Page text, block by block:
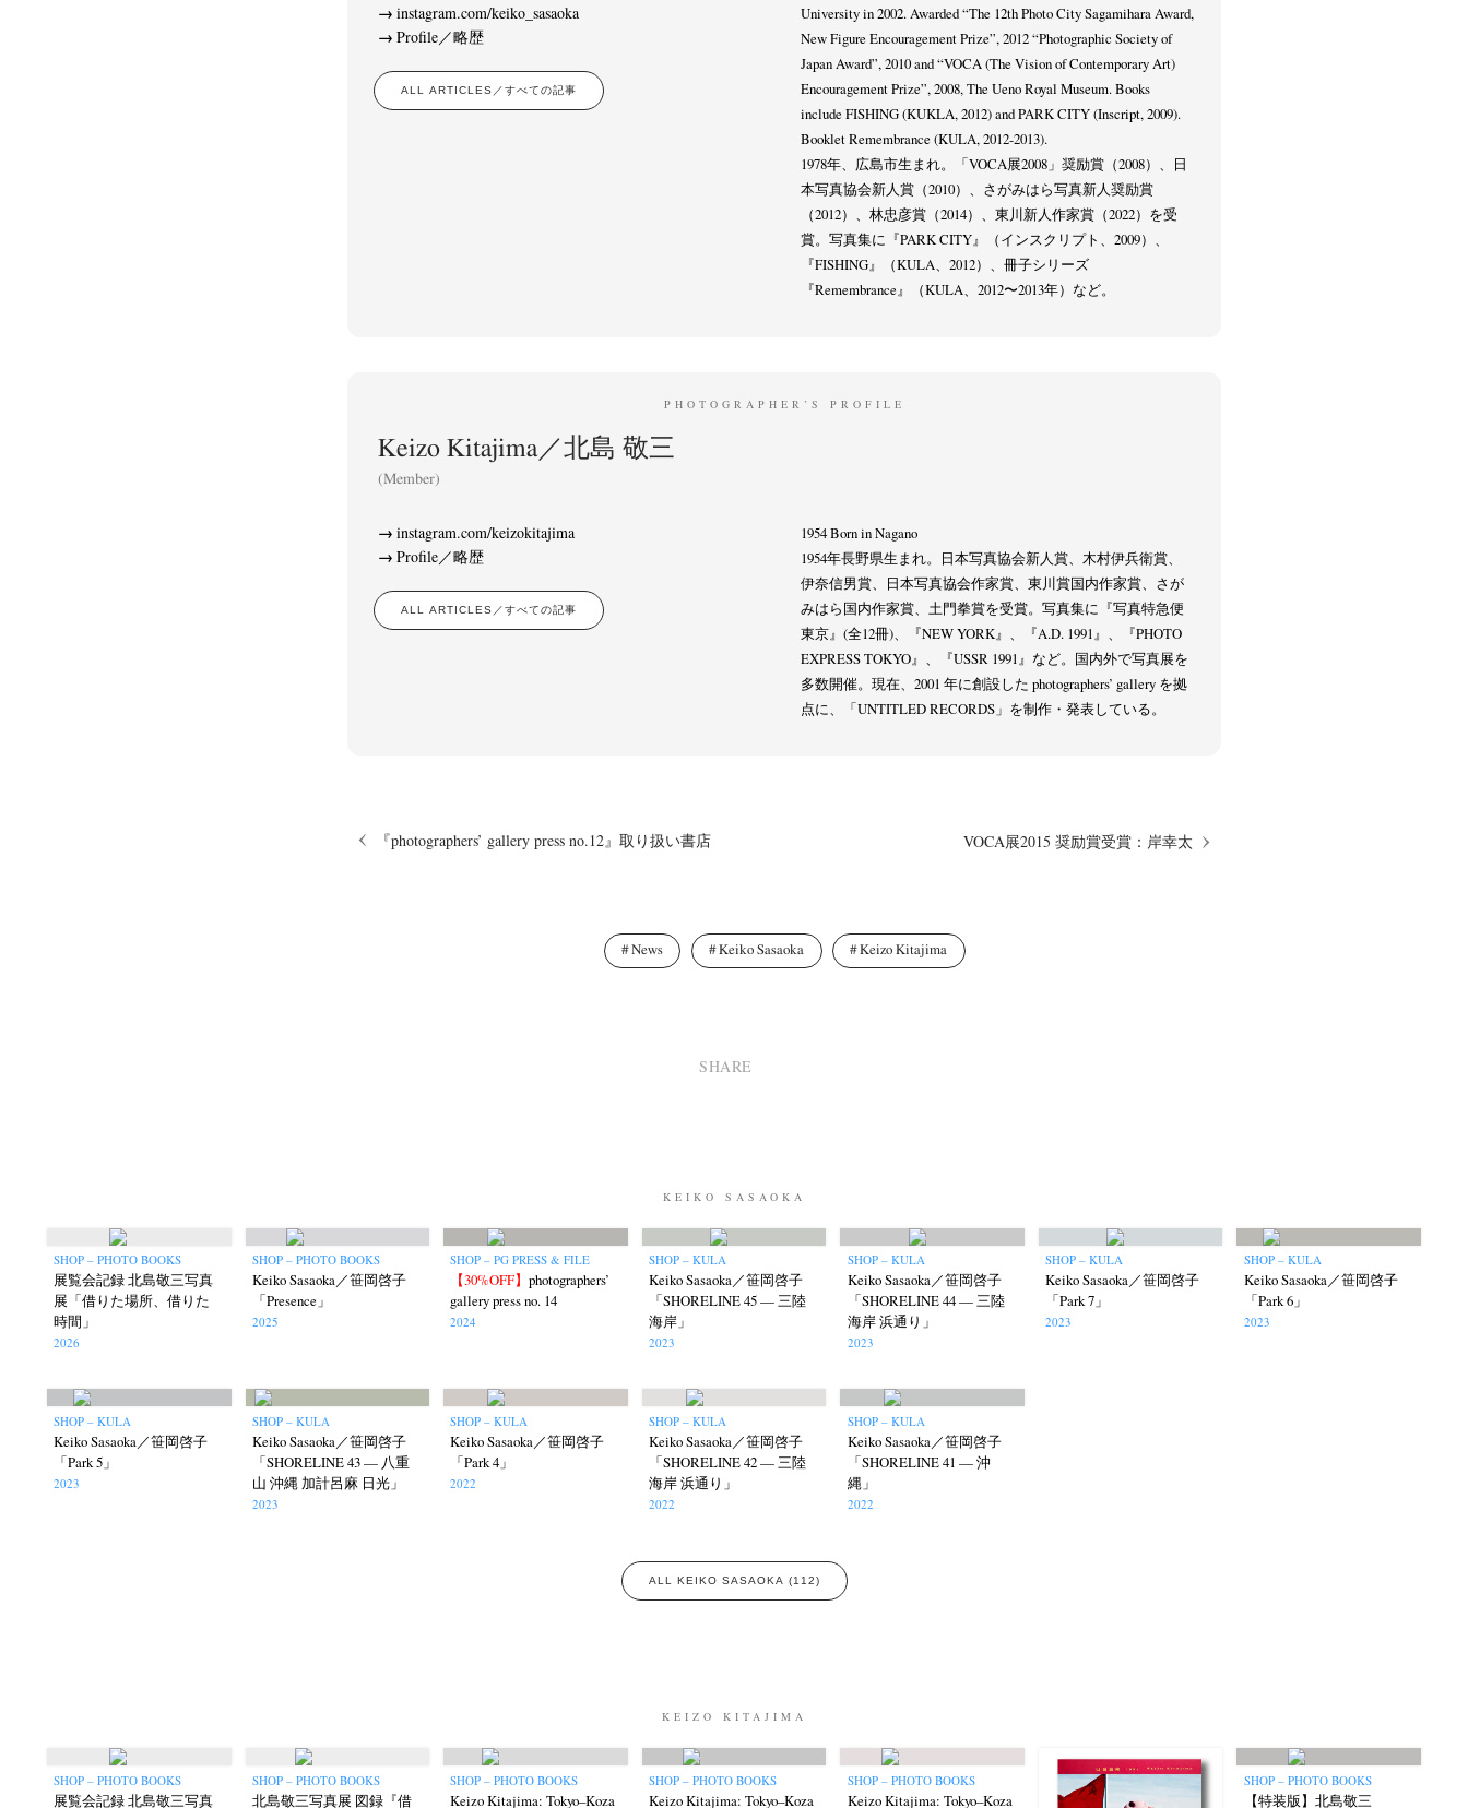
Fumikiyo Nagamachi (27) Kazumichi Hashimoto Keiko Sasaoka (267)
(47) Nana Kakuda Nick Haymes (5) Park (7) photographers' gallery File (16) photographers’ gallery press
Presence (2) Publication (42) Remembrance Rintaro Kameoka Shoreline Special Exhibitions
Untitled Records Yu Shinoda (7) Yuki Kasama
instagram.com/keiko_sasaoka
Profile／略歴
ALL ARTICLES／すべての記事
University in 2002. Awarded “The 12th Photo City Sagamihara Award,
New Figure Encouragement Prize”, 2012 “Photographic Society of
Japan Award”, 2010 and “VOCA (The Vision of Contemporary Art)
Encouragement Prize”, 2008, The Ueno Royal Museum. Books
include FISHING (KUKLA, 2012) and PARK CITY (Inscript, 2009).
Booklet Remembrance (KULA, 2012-2013).
1978年、広島市生まれ。「VOCA展2008」奨励賞（2008）、日
本写真協会新人賞（2010）、さがみはら写真新人奨励賞
（2012）、林忠彦賞（2014）、東川新人作家賞（2022）を受
賞。写真集に『PARK CITY』（インスクリプト、2009）、
『FISHING』（KULA、2012）、冊子シリーズ
『Remembrance』（KULA、2012〜2013年）など。
PHOTOGRAPHER’S PROFILE
Keizo Kitajima／北島 敬三
(Member)
instagram.com/keizokitajima
Profile／略歴
ALL ARTICLES／すべての記事
1954 Born in Nagano
1954年長野県生まれ。日本写真協会新人賞、木村伊兵衛賞、
伊奈信男賞、日本写真協会作家賞、東川賞国内作家賞、さが
みはら国内作家賞、土門拳賞を受賞。写真集に『写真特急便
東京』(全12冊)、『NEW YORK』、『A.D. 1991』、『PHOTO
EXPRESS TOKYO』、『USSR 1991』など。国内外で写真展を
多数開催。現在、2001 年に創設した photographers’ gallery を拠
点に、「UNTITLED RECORDS」を制作・発表している。
『photographers’ gallery press no.12』取り扱い書店 VOCA展2015 奨励賞受賞：岸幸太
News Keiko Sasaoka Keizo Kitajima
SHARE
KEIKO SASAOKA
SHOP – PHOTO BOOKS
展覧会記録 北島敬三写真
展「借りた場所、借りた
時間」
2026
SHOP – PHOTO BOOKS
Keiko Sasaoka／笹岡啓子
「Presence」
2025
SHOP – PG PRESS & FILE
【30%OFF】photographers’
gallery press no. 14
2024
SHOP – KULA
Keiko Sasaoka／笹岡啓子
「SHORELINE 45 — 三陸
海岸」
2023
SHOP – KULA
Keiko Sasaoka／笹岡啓子
「SHORELINE 44 — 三陸
海岸 浜通り」
2023
SHOP – KULA
Keiko Sasaoka／笹岡啓子
「Park 7」
2023
SHOP – KULA
Keiko Sasaoka／笹岡啓子
「Park 6」
2023
SHOP – KULA
Keiko Sasaoka／笹岡啓子
「Park 5」
2023
SHOP – KULA
Keiko Sasaoka／笹岡啓子
「SHORELINE 43 — 八重
山 沖縄 加計呂麻 日光」
2023
SHOP – KULA
Keiko Sasaoka／笹岡啓子
「Park 4」
2022
SHOP – KULA
Keiko Sasaoka／笹岡啓子
「SHORELINE 42 — 三陸
海岸 浜通り」
2022
SHOP – KULA
Keiko Sasaoka／笹岡啓子
「SHORELINE 41 — 沖
縄」
2022
ALL KEIKO SASAOKA (112)
KEIZO KITAJIMA
SHOP – PHOTO BOOKS
展覧会記録 北島敬三写真
SHOP – PHOTO BOOKS
北島敬三写真展 図録『借
SHOP – PHOTO BOOKS
Keizo Kitajima: Tokyo–Koza
SHOP – PHOTO BOOKS
Keizo Kitajima: Tokyo–Koza
SHOP – PHOTO BOOKS
Keizo Kitajima: Tokyo–Koza
SHOP – PHOTO BOOKS
【特装版】北島敬三